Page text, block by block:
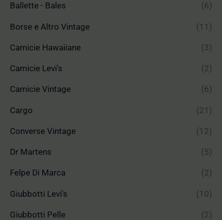
Ballette - Bales (6)
Borse e Altro Vintage (11)
Camicie Hawaiiane (3)
Camicie Levi's (2)
Camicie Vintage (6)
Cargo (21)
Converse Vintage (12)
Dr Martens (5)
Felpe Di Marca (2)
Giubbotti Levi's (10)
Giubbotti Pelle (2)